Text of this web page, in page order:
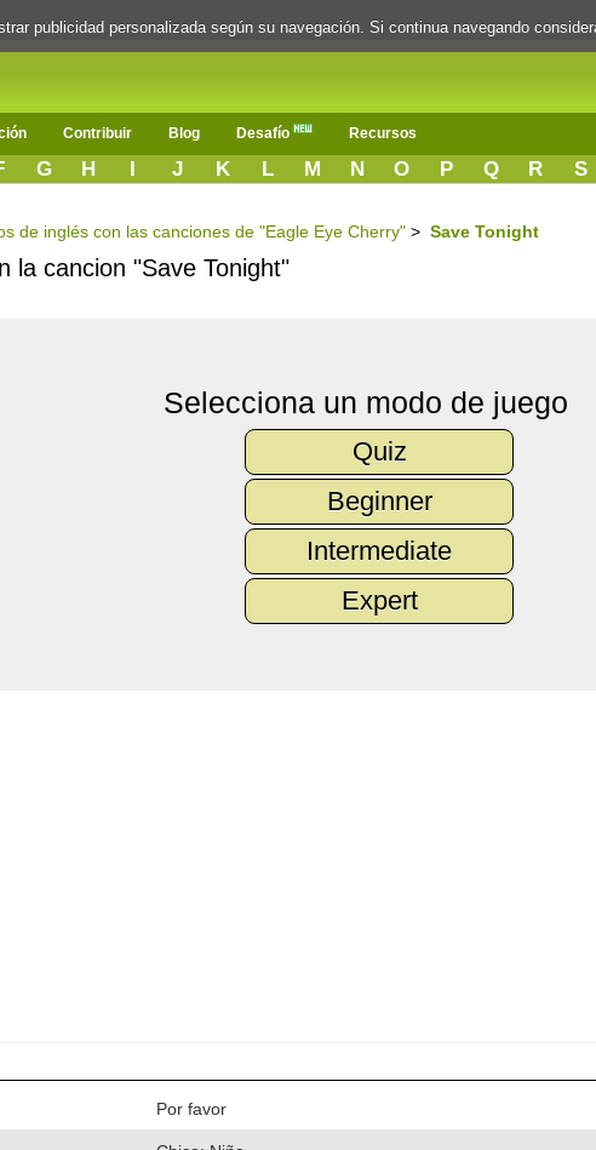
Contribuir Blog Desafío Recursos
G H I J K L M N O P Q R S
de inglés con las canciones de "Eagle Eye Cherry" > Save Tonight
la cancion "Save Tonight"
Selecciona un modo de juego
Quiz
Beginner
Intermediate
Expert
Por favor
publicidad personalizada según su navegación. Si continua navegando